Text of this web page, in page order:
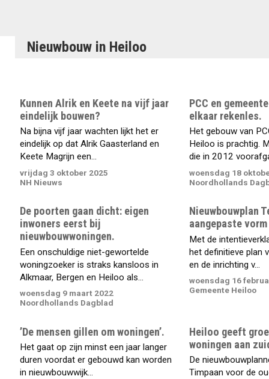
Nieuwbouw in Heiloo
Kunnen Alrik en Keete na vijf jaar
eindelijk bouwen?
Na bijna vijf jaar wachten lijkt het er
eindelijk op dat Alrik Gaasterland en
Keete Magrijn een...
vrijdag 3 oktober 2025
NH Nieuws
PCC en
elkaar rekenles.
Het gebouw van
Heiloo is prachtig.
die in 2012
woensdag 18
Noordhollands
De poorten gaan dicht: eigen
inwoners eerst bij
nieuwbouwwoningen.
Een onschuldige niet-gewortelde
woningzoeker is straks kansloos in
Alkmaar, Bergen en Heiloo als...
woensdag 9 maart 2022
Noordhollands Dagblad
Nieuwbouwplan
aangepaste
Met de
het definitieve plan
en de inrichting v...
woensdag 16
Gemeente Heiloo
’De mensen gillen om woningen’.
Het gaat op zijn minst een jaar langer
duren voordat er gebouwd kan worden
in nieuwbouwwijk...
Heiloo geeft
woningen aan
De
Timpaan voor de